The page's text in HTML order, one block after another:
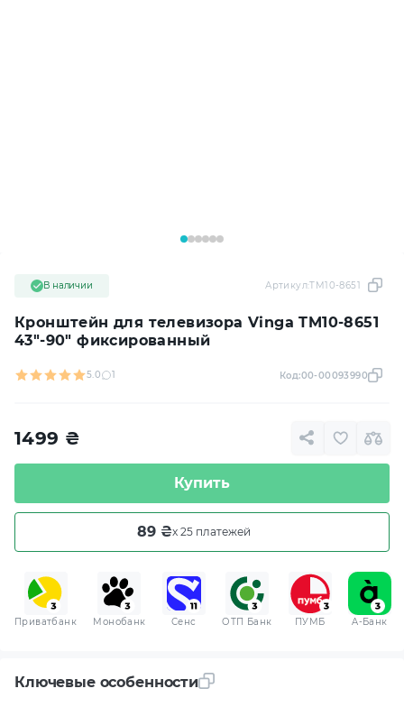
Кронштейн для телевизора Vinga TM10-8651
43"-90" фиксированный
В наличии Артикул:TM10-8651
5.0 1 Код:00-00093990
1499 ₴
Купить
89 ₴x 25 платежей
Приватбанк Монобанк Сенс ОТП Банк ПУМБ A-Банк
Ключевые особенности